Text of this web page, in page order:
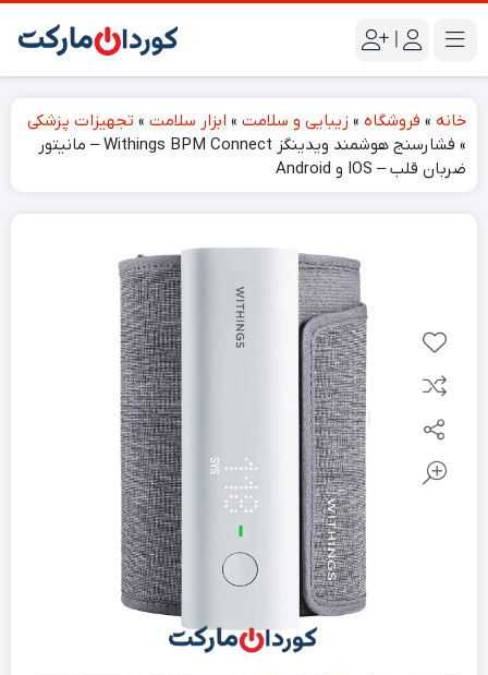
|
خانه » فروشگاه » زیبایی و سلامت » ابزار سلامت » تجهیزات پزشکی
»
فشارسنج هوشمند ویدینگز Withings BPM Connect – مانیتور
ضربان قلب – IOS و Android